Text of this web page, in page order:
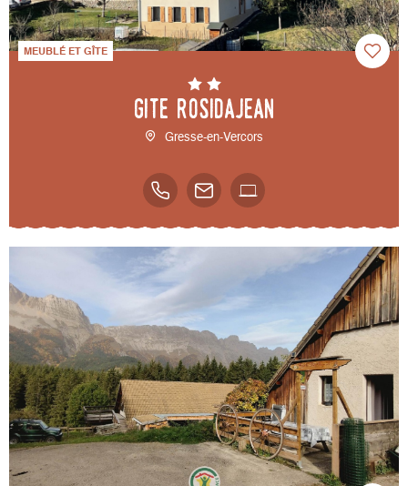
MEUBLÉ ET GÎTE
Gite Rosidajean
Gresse-en-Vercors